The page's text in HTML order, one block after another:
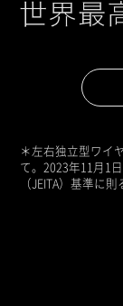
＊左右独立型ワイ
て。2023年11月1
（JEITA）基準に